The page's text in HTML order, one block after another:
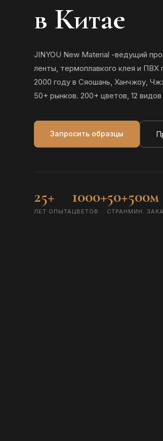
в Китае
JINYOU New Material -ведущий
ленты, термоплавкого клея и ПВХ
2000 году в Сяошань, Ханчжоу,
50+ рынков. 200+ цветов, 12
Запросить образцы
25+
ЛЕТ ОПЫТА
1000+
ЦВЕТОВ
50+
СТРАН
500м
МИН.